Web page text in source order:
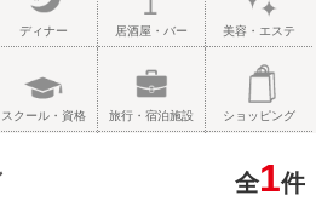
ディナー 居酒屋・バー 美容・エステ
スクール・資格 旅行・宿泊施設 ショッピング
全1件